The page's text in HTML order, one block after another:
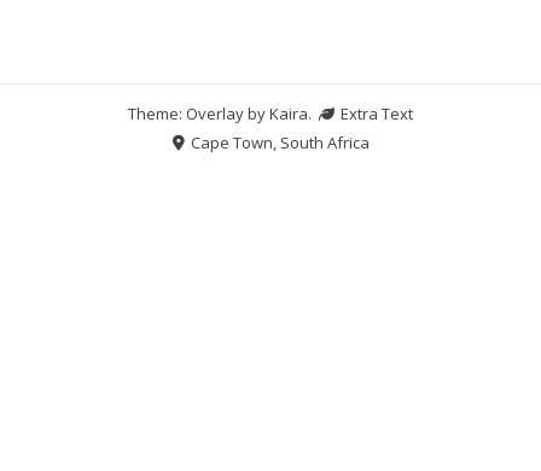
Theme: Overlay byKaira.
Extra Text
Cape Town, South Africa